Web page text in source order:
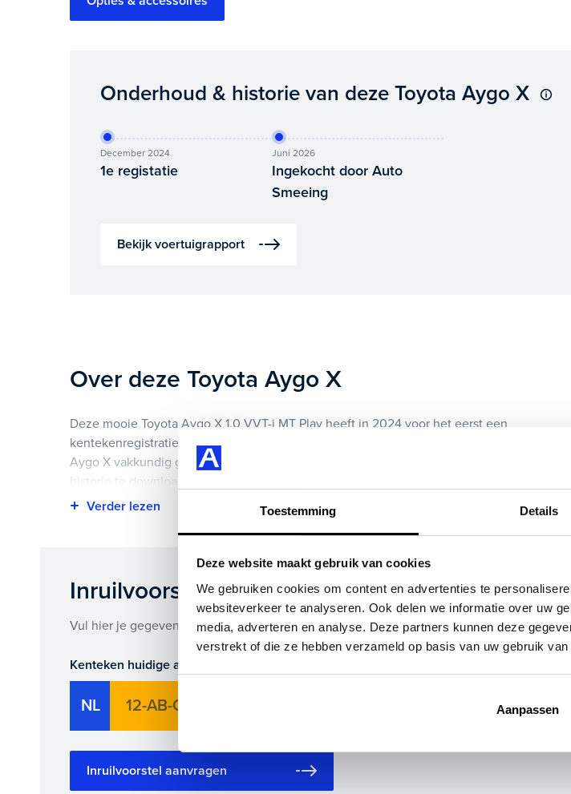
Toestemming Details
Deze website maakt gebruik van cookies
We gebruiken cookies om content en advertenties te
websiteverkeer te analyseren. Ook delen we informatie over uw
media, adverteren en analyse. Deze partners kunnen deze
verstrekt of die ze hebben verzameld op basis van uw gebruik
Aanpassen
Onderhoud & historie van deze Toyota Aygo X
December 2024
1e registatie
Juni 2026
Ingekocht door Auto
Smeeing
Bekijk voertuigrapport
Over deze Toyota Aygo X
Deze mooie Toyota Aygo X 1.0 VVT-i MT Play heeft in 2024 voor het eerst een
kentekenregistratie gekregen en heeft 22.000 km op de teller staan. Bij binnenkomst is de
Aygo X vakkundig gecontroleerd. Het voertuigrapport is op deze pagina bij onderhoud en
historie te downloaden.
Highlights van deze Toyota zijn onder andere achteruitrijcamera, apple carplay/android
auto, en nog veel meer.
Je koopt hem voor € 15.895,- maar je kan deze Toyota Aygo X ook bij ons financieren of
leasen.
Maak snel een afspraak in de showroom of bestel hem direct online.
Inruilvoorstel op deze auto?
Vul hier je gegevens in en vergeet niet foto's van je inruilauto mee te sturen.
Kenteken huidige auto
NL
Inruilvoorstel aanvragen